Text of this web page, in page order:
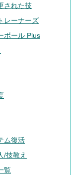
された技
レーナーズ
ボール Plus
ム復活
/技教え
覧